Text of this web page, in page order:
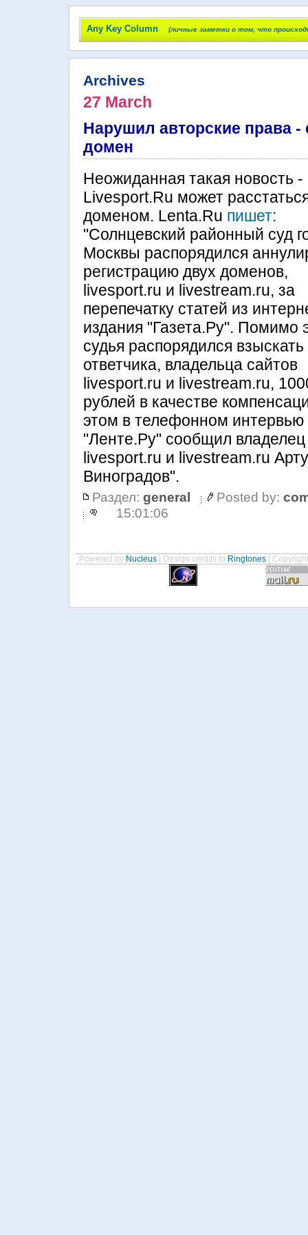
Any Key Column (личные заметки о том, что
Archives
27 March
Нарушил авторские права -
домен
Неожиданная такая новость -
Livesport.Ru может
доменом. Lenta.Ru пишет:
"Солнцевский районный суд
Москвы распорядился
регистрацию двух доменов,
livesport.ru и livestream.ru, за
перепечатку статей из
издания "Газета.Ру". Помимо
судья распорядился взыскать
ответчика, владельца сайтов
livesport.ru и livestream.ru,
рублей в качестве
этом в телефонном интервью
"Ленте.Ру" сообщил владелец
livesport.ru и livestream.ru
Виноградов".
Раздел: general Posted by:
15:01:06
Powered by Nucleus | Design credits to Ringtones |